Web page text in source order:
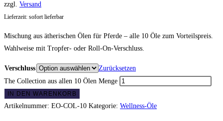
zzgl. Versand
Lieferzeit: sofort lieferbar
Mischung aus ätherischen Ölen für Pferde – alle 10 Öle zum Vorteilspreis.
Wahlweise mit Tropfer- oder Roll-On-Verschluss.
Verschluss
Zurücksetzen
The Collection aus allen 10 Ölen Menge
IN DEN WARENKORB
Artikelnummer: EO-COL-10 Kategorie: Wellness-Öle